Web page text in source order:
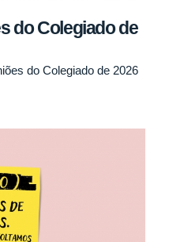
do Colegiado de
do Colegiado de 2026